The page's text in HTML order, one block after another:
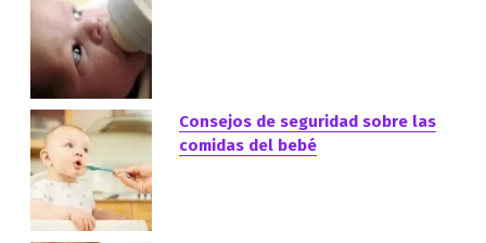
Consejos de seguridad sobre las
comidas del bebé